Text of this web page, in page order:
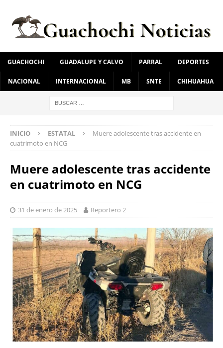
GUACHOCHI GUADALUPE Y CALVO PARRAL DEPORTES
NACIONAL INTERNACIONAL MB SNTE CHIHUAHUA
INICIO ESTATAL
Muere adolescente tras accidente en
cuatrimoto en NCG
Muere adolescente tras accidente
en cuatrimoto en NCG
31 de enero de 2025 Reportero 2